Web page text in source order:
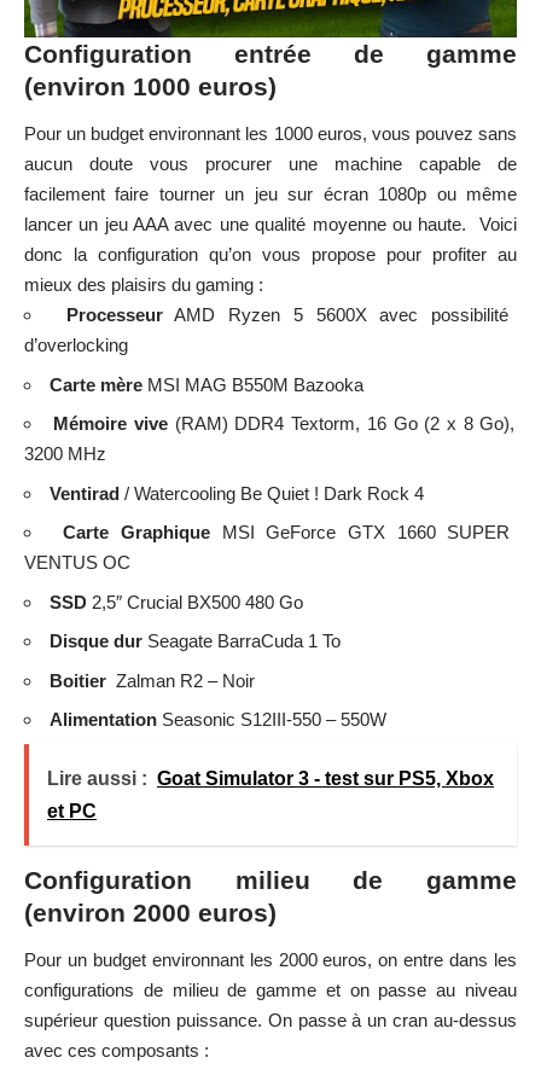
Configuration entrée de gamme
(environ 1000 euros)
Pour un budget environnant les 1000 euros, vous pouvez sans
aucun doute vous procurer une machine capable de
facilement faire tourner un jeu sur écran 1080p ou même
lancer un jeu AAA avec une qualité moyenne ou haute. Voici
donc la configuration qu’on vous propose pour profiter au
mieux des plaisirs du gaming :
ProcesseurAMD Ryzen 5 5600X avec possibilité
d’overlocking
Carte mère MSI MAG B550M Bazooka
Mémoire vive (RAM) DDR4 Textorm, 16 Go (2 x 8 Go),
3200 MHz
Ventirad / Watercooling Be Quiet ! Dark Rock 4
Carte Graphique MSI GeForce GTX 1660 SUPER
VENTUS OC
SSD 2,5″ Crucial BX500 480 Go
Disque dur Seagate BarraCuda 1 To
Boitier Zalman R2 – Noir
Alimentation Seasonic S12III-550 – 550W
Lire aussi : Goat Simulator 3 - test sur PS5, Xbox
et PC
Configuration milieu de gamme
(environ 2000 euros)
Pour un budget environnant les 2000 euros, on entre dans les
configurations de milieu de gamme et on passe au niveau
supérieur question puissance. On passe à un cran au-dessus
avec ces composants :